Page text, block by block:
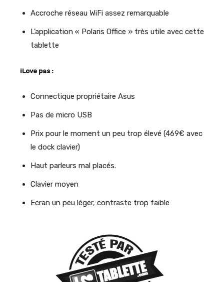
Accroche réseau WiFi assez remarquable
L’application « Polaris Office » très utile avec cette
tablette
iLove pas :
Connectique propriétaire Asus
Pas de micro USB
Prix pour le moment un peu trop élevé (469€ avec
le dock clavier)
Haut parleurs mal placés.
Clavier moyen
Ecran un peu léger, contraste trop faible